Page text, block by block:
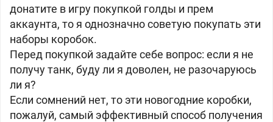
донатите в игру покупкой голды и прем
аккаунта, то я однозначно советую покупать эти
наборы коробок.
Перед покупкой задайте себе вопрос: если я не
получу танк, буду ли я доволен, не разочаруюсь
ли я?
Если сомнений нет, то эти новогодние коробки,
пожалуй, самый эффективный способ получения